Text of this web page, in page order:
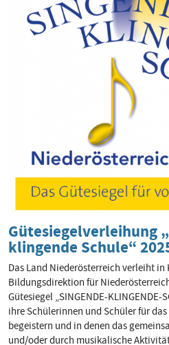
Gütesiegelverleihung
klingende Schule“
Das Land Niederösterreich verleiht
Bildungsdirektion für
Gütesiegel „SINGENDE-KLINGENDE-
ihre Schülerinnen und Schüler für
begeistern und in denen das
und/oder durch musikalische